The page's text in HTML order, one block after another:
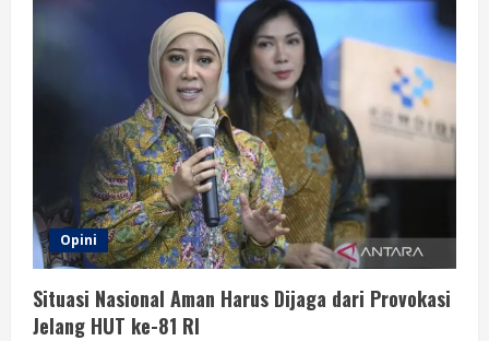
Opini
Situasi Nasional Aman Harus Dijaga dari Provokasi
Jelang HUT ke-81 RI